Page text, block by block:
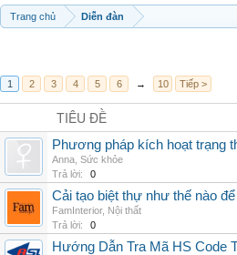
Trang chủ Diễn đàn
1 2 3 4 5 6 → 10 Tiếp >
TIÊU ĐỀ
Phương pháp kích hoạt trạng
Anna Sức khỏe
Trả lời:
0
Cải tạo biệt thự như thế nào
FamInterior, Nội thất
Trả lời:
0
Hướng Dẫn Tra Mã HS Code